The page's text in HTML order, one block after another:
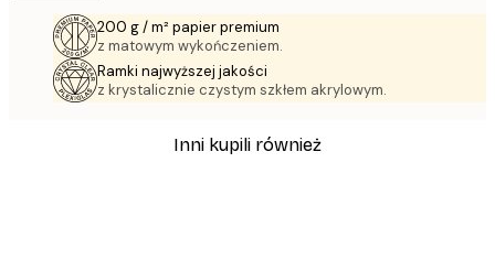
200 g / m² papier premium
z matowym wykończeniem.
Ramki najwyższej jakości
z krystalicznie czystym szkłem akrylowym.
Inni kupili również